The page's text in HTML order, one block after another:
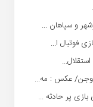
و سپاهان ...
فوتبال ا...
عکس : مه...
پر حادثه ...